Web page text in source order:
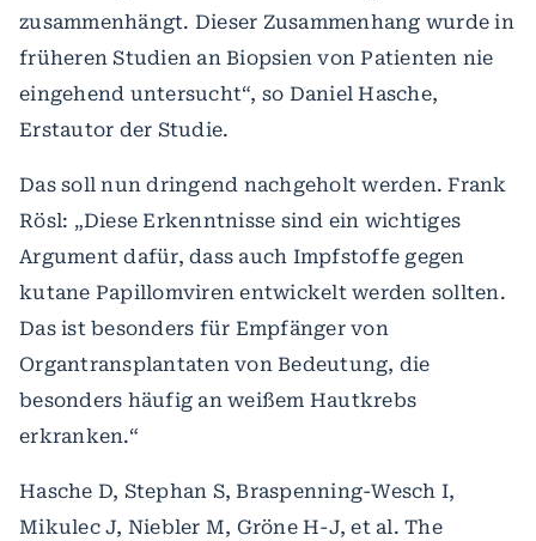
zusammenhängt. Dieser Zusammenhang wurde in
früheren Studien an Biopsien von Patienten nie
eingehend untersucht“, so Daniel Hasche,
Erstautor der Studie.
Das soll nun dringend nachgeholt werden. Frank
Rösl: „Diese Erkenntnisse sind ein wichtiges
Argument dafür, dass auch Impfstoffe gegen
kutane Papillomviren entwickelt werden sollten.
Das ist besonders für Empfänger von
Organtransplantaten von Bedeutung, die
besonders häufig an weißem Hautkrebs
erkranken.“
Hasche D, Stephan S, Braspenning-Wesch I,
Mikulec J, Niebler M, Gröne H-J, et al. The